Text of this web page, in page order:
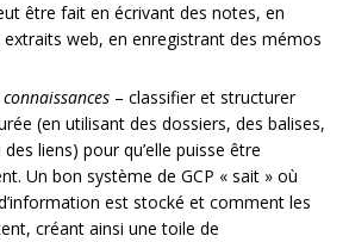
être fait en écrivant des notes, en
web, en enregistrant des mémos
– classifier et structurer
(en utilisant des dossiers, des balises,
liens) pour qu’elle puisse être
Un bon système de GCP « sait » où
est stocké et comment les
créant ainsi une toile de